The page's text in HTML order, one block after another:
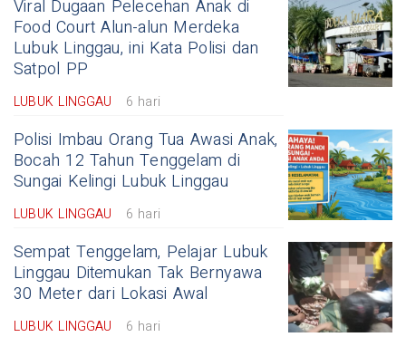
Viral Dugaan Pelecehan Anak di
Food Court Alun-alun Merdeka
Lubuk Linggau, ini Kata Polisi dan
Satpol PP
LUBUK LINGGAU 6 hari
Polisi Imbau Orang Tua Awasi Anak,
Bocah 12 Tahun Tenggelam di
Sungai Kelingi Lubuk Linggau
LUBUK LINGGAU 6 hari
Sempat Tenggelam, Pelajar Lubuk
Linggau Ditemukan Tak Bernyawa
30 Meter dari Lokasi Awal
LUBUK LINGGAU 6 hari